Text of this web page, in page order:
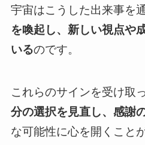
宇宙はこうした出来事を
を喚起し、新しい視点や
いるのです。
これらのサインを受け取
分の選択を見直し、感謝
な可能性に心を開くこと